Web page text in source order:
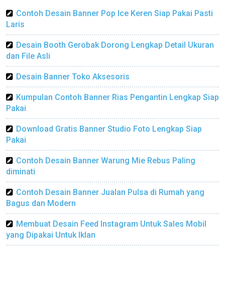
Contoh Desain Banner Pop Ice Keren Siap Pakai Pasti
Laris
Desain Booth Gerobak Dorong Lengkap Detail Ukuran
dan File Asli
Desain Banner Toko Aksesoris
Kumpulan Contoh Banner Rias Pengantin Lengkap Siap
Pakai
Download Gratis Banner Studio Foto Lengkap Siap
Pakai
Contoh Desain Banner Warung Mie Rebus Paling
diminati
Contoh Desain Banner Jualan Pulsa di Rumah yang
Bagus dan Modern
Membuat Desain Feed Instagram Untuk Sales Mobil
yang Dipakai Untuk Iklan